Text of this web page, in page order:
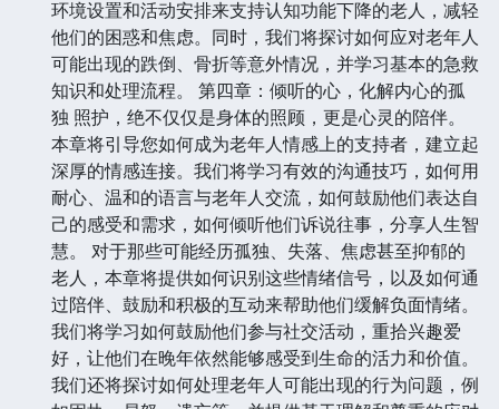
环境设置和活动安排来支持认知功能下降的老人，减轻
他们的困惑和焦虑。同时，我们将探讨如何应对老年人
可能出现的跌倒、骨折等意外情况，并学习基本的急救
知识和处理流程。 第四章：倾听的心，化解内心的孤
独 照护，绝不仅仅是身体的照顾，更是心灵的陪伴。
本章将引导您如何成为老年人情感上的支持者，建立起
深厚的情感连接。我们将学习有效的沟通技巧，如何用
耐心、温和的语言与老年人交流，如何鼓励他们表达自
己的感受和需求，如何倾听他们诉说往事，分享人生智
慧。 对于那些可能经历孤独、失落、焦虑甚至抑郁的
老人，本章将提供如何识别这些情绪信号，以及如何通
过陪伴、鼓励和积极的互动来帮助他们缓解负面情绪。
我们将学习如何鼓励他们参与社交活动，重拾兴趣爱
好，让他们在晚年依然能够感受到生命的活力和价值。
我们还将探讨如何处理老年人可能出现的行为问题，例